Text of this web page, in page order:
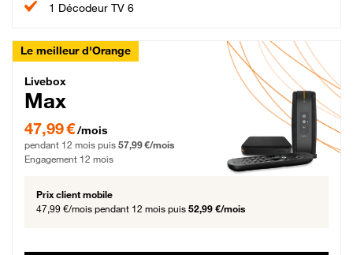
1 Décodeur TV 6
Le meilleur d'Orange
Livebox Max Fibre
Livebox
Max
47,99 € par mois pendant 12 mois puis 57,99 € par mois, Engagement 12 mois
47,99 €/mois
pendant 12 mois puis 57,99 €/mois
Engagement 12 mois
Prix client mobile
47,99 €/mois pendant 12 mois puis 52,99 €/mois